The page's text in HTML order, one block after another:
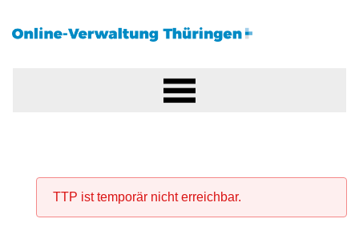
TTP ist temporär nicht erreichbar.